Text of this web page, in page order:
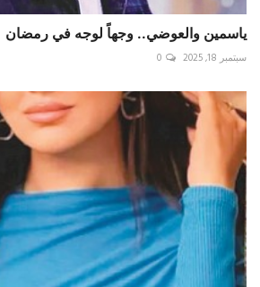
ياسمين والعوضي.. وجهاً لوجه في رمضان
سبتمبر 18, 2025 0